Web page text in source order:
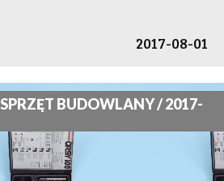
2017-08-01
BUDOWLANY / 2017-